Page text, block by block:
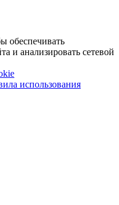
обеспечивать
и анализировать сетевой
использования